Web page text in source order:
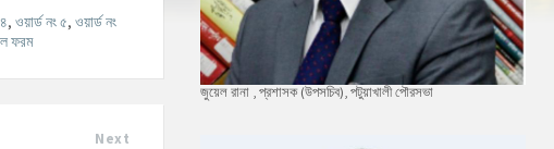
,ওয়ার্ড নং ৫,ওয়ার্ড নং
ফরম
Next
জুয়েল রানা , প্রশাসক (উপসচিব), পটুয়াখালী পৌরসভা